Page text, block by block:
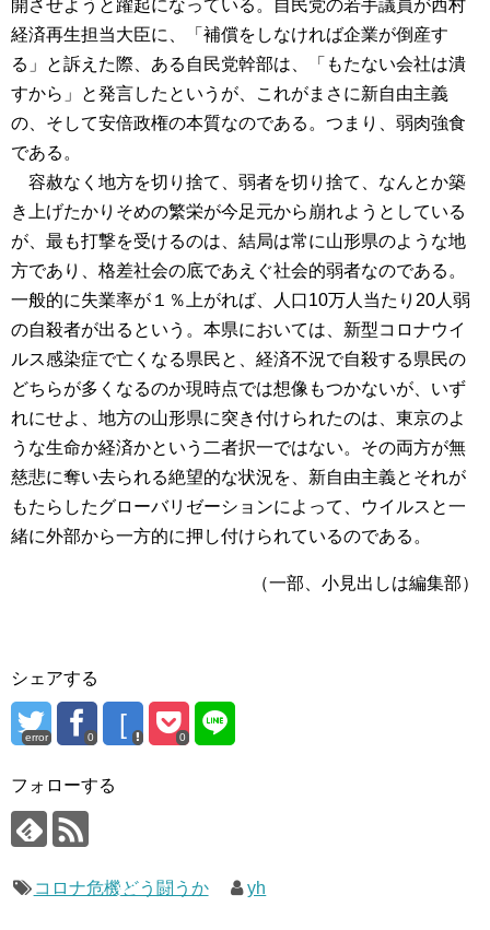
開させようと躍起になっている。自民党の若手議員が西村
経済再生担当大臣に、「補償をしなければ企業が倒産す
る」と訴えた際、ある自民党幹部は、「もたない会社は潰
すから」と発言したというが、これがまさに新自由主義
の、そして安倍政権の本質なのである。つまり、弱肉強食
である。
容赦なく地方を切り捨て、弱者を切り捨て、なんとか築
き上げたかりそめの繁栄が今足元から崩れようとしている
が、最も打撃を受けるのは、結局は常に山形県のような地
方であり、格差社会の底であえぐ社会的弱者なのである。
一般的に失業率が１％上がれば、人口10万人当たり20人弱
の自殺者が出るという。本県においては、新型コロナウイ
ルス感染症で亡くなる県民と、経済不況で自殺する県民の
どちらが多くなるのか現時点では想像もつかないが、いず
れにせよ、地方の山形県に突き付けられたのは、東京のよ
うな生命か経済かという二者択一ではない。その両方が無
慈悲に奪い去られる絶望的な状況を、新自由主義とそれが
もたらしたグローバリゼーションによって、ウイルスと一
緒に外部から一方的に押し付けられているのである。
（一部、小見出しは編集部）
シェアする
error 0
[
コ
ロ
ど
0
フォローする
コロナ危機どう闘うか yh